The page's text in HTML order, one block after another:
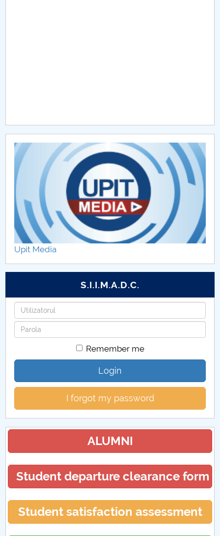
CAR2026
MENIU CANTINA
Managementul Centrului IFR
Practică de specialitate
Programe de studiu
ÎNDRUMĂTORI AN
Upit Media
S.I.I.M.A.D.C.
Username
Password
Remember me
Login
I forgot my password
ALUMNI
Student departure clearance form
Student satisfaction assessment